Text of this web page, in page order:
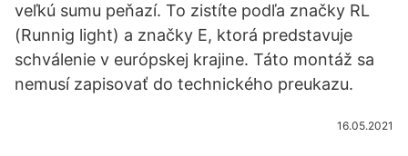
veľkú sumu peňazí. To zistíte podľa značky RL
(Runnig light) a značky E, ktorá predstavuje
schválenie v európskej krajine. Táto montáž sa
nemusí zapisovať do technického preukazu.
16.05.2021